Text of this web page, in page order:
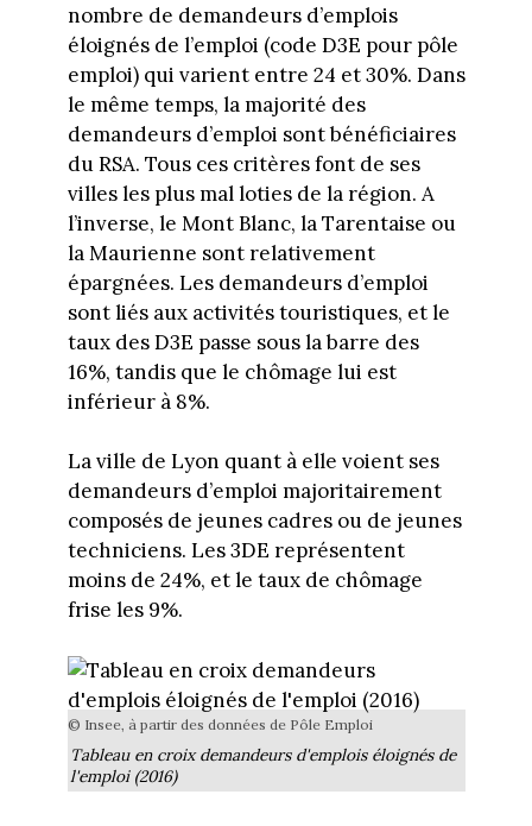
nombre de demandeurs d’emplois
éloignés de l’emploi (code D3E pour pôle
emploi) qui varient entre 24 et 30%. Dans
le même temps, la majorité des
demandeurs d’emploi sont bénéficiaires
du RSA. Tous ces critères font de ses
villes les plus mal loties de la région. A
l’inverse, le Mont Blanc, la Tarentaise ou
la Maurienne sont relativement
épargnées. Les demandeurs d’emploi
sont liés aux activités touristiques, et le
taux des D3E passe sous la barre des
16%, tandis que le chômage lui est
inférieur à 8%.
La ville de Lyon quant à elle voient ses
demandeurs d’emploi majoritairement
composés de jeunes cadres ou de jeunes
techniciens. Les 3DE représentent
moins de 24%, et le taux de chômage
frise les 9%.
© Insee, à partir des données de Pôle Emploi
Tableau en croix demandeurs d'emplois éloignés de
l'emploi (2016)